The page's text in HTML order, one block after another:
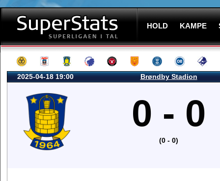
HOLD KAMPE
2025-04-18 19:00 Brøndby Stadion
0 - 0
(0 - 0)